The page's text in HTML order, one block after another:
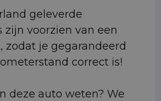
geleverde
zijn voorzien van een
zodat je gegarandeerd
correct is!
deze auto weten? We